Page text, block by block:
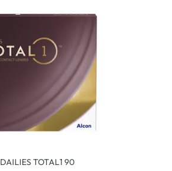
DAILIES TOTAL1 90